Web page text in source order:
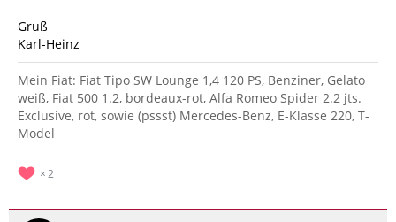
Gruß
Karl-Heinz
Mein Fiat: Fiat Tipo SW Lounge 1,4 120 PS, Benziner, Gelato
weiß, Fiat 500 1.2, bordeaux-rot, Alfa Romeo Spider 2.2 jts.
Exclusive, rot, sowie (pssst) Mercedes-Benz, E-Klasse 220, T-
Model
2